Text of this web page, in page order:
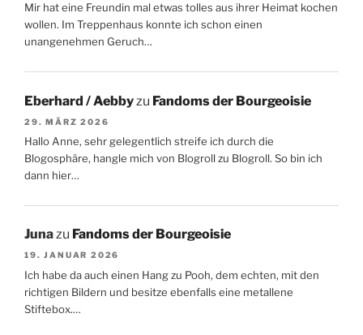
Mir hat eine Freundin mal etwas tolles aus ihrer Heimat kochen
wollen. Im Treppenhaus konnte ich schon einen
unangenehmen Geruch…
Eberhard / Aebby zu Fandoms der Bourgeoisie
29. MÄRZ 2026
Hallo Anne, sehr gelegentlich streife ich durch die
Blogosphäre, hangle mich von Blogroll zu Blogroll. So bin ich
dann hier…
Junazu Fandoms der Bourgeoisie
19. JANUAR 2026
Ich habe da auch einen Hang zu Pooh, dem echten, mit den
richtigen Bildern und besitze ebenfalls eine metallene
Stiftebox.…